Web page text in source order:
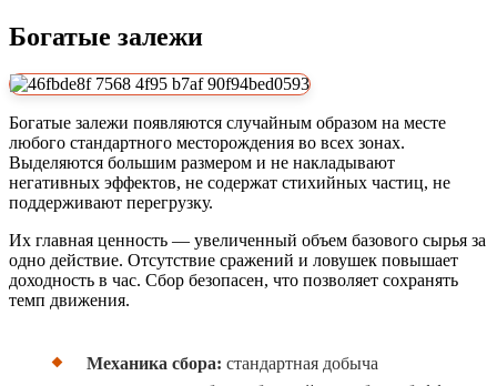
Богатые залежи
Богатые залежи появляются случайным образом на месте
любого стандартного месторождения во всех зонах.
Выделяются большим размером и не накладывают
негативных эффектов, не содержат стихийных частиц, не
поддерживают перегрузку.
Их главная ценность — увеличенный объем базового сырья за
одно действие. Отсутствие сражений и ловушек повышает
доходность в час. Сбор безопасен, что позволяет сохранять
темп движения.
Механика сбора: стандартная добыча